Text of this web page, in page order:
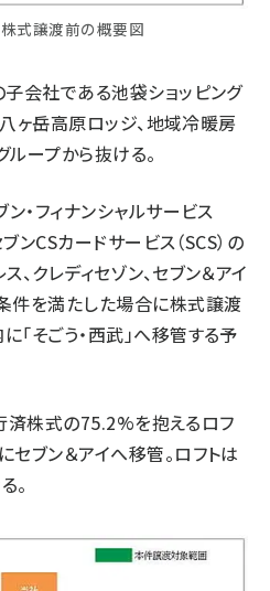
株式譲渡前の概要図
子会社である池袋ショッピング
八ヶ岳高原ロッジ、地域冷暖房
ループから抜ける。
・フィナンシャルサービス
ンCSカードサービス（SCS）の
、クレディセゾン、セブン＆アイ
件を満たした場合に株式譲渡
そごう・西武」へ移管する予
行済株式の75.2%を抱えるロフ
セブン＆アイへ移管。ロフトは
。